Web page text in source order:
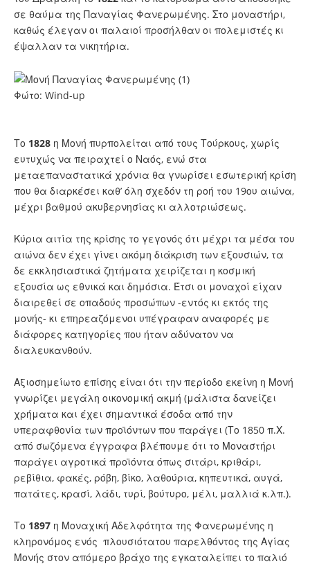
σε θαύμα της Παναγίας Φανερωμένης. Στο μοναστήρι,
καθώς έλεγαν οι παλαιοί προσήλθαν οι πολεμιστές κι
έψαλλαν τα νικητήρια.
Φώτο: Wind-up
Το 1828 η Μονή πυρπολείται από τους Τούρκους, χωρίς
ευτυχώς να πειραχτεί ο Ναός, ενώ στα
μεταεπαναστατικά χρόνια θα γνωρίσει εσωτερική κρίση
που θα διαρκέσει καθ’ όλη σχεδόν τη ροή του 19ου αιώνα,
μέχρι βαθμού ακυβερνησίας κι αλλοτριώσεως.
Κύρια αιτία της κρίσης το γεγονός ότι μέχρι τα μέσα του
αιώνα δεν έχει γίνει ακόμη διάκριση των εξουσιών, τα
δε εκκλησιαστικά ζητήματα χειρίζεται η κοσμική
εξουσία ως εθνικά και δημόσια. Έτσι οι μοναχοί είχαν
διαιρεθεί σε οπαδούς προσώπων -εντός κι εκτός της
μονής- κι επηρεαζόμενοι υπέγραφαν αναφορές με
διάφορες κατηγορίες που ήταν αδύνατον να
διαλευκανθούν.
Αξιοσημείωτο επίσης είναι ότι την περίοδο εκείνη η Μονή
γνωρίζει μεγάλη οικονομική ακμή (μάλιστα δανείζει
χρήματα και έχει σημαντικά έσοδα από την
υπεραφθονία των προϊόντων που παράγει (Το 1850 π.Χ.
από σωζόμενα έγγραφα βλέπουμε ότι το Μοναστήρι
παράγει αγροτικά προϊόντα όπως σιτάρι, κριθάρι,
ρεβίθια, φακές, ρόβη, βίκο, λαθούρια, κηπευτικά, αυγά,
πατάτες, κρασί, λάδι, τυρί, βούτυρο, μέλι, μαλλιά κ.λπ.).
Το 1897 η Μοναχική Αδελφότητα της Φανερωμένης η
κληρονόμος ενός πλουσιότατου παρελθόντος της Αγίας
Μονής στον απόμερο βράχο της εγκαταλείπει το παλιό